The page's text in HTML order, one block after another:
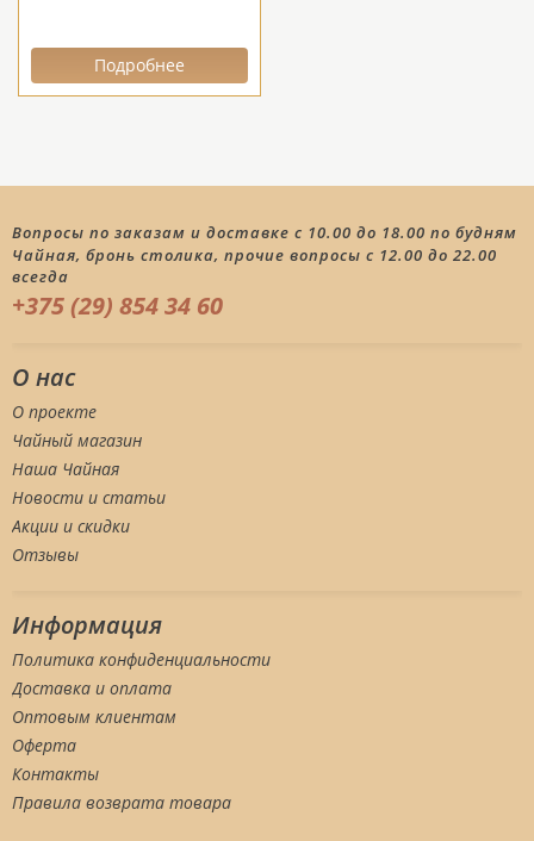
Подробнее
Вопросы по заказам и доставке с 10.00 до 18.00 по будням
Чайная, бронь столика, прочие вопросы с 12.00 до 22.00
всегда
+375 (29) 854 34 60
О нас
О проекте
Чайный магазин
Наша Чайная
Новости и статьи
Акции и скидки
Отзывы
Информация
Политика конфиденциальности
Доставка и оплата
Оптовым клиентам
Оферта
Контакты
Правила возврата товара